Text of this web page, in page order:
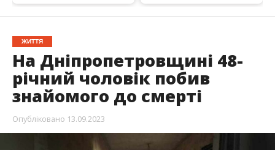
ЖИТТЯ
На Дніпропетровщині 48-
річний чоловік побив
знайомого до смерті
Опубліковано 13.09.2023